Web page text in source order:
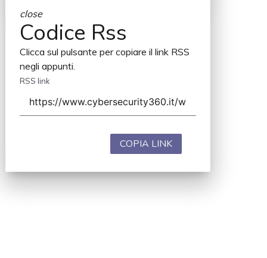
close
Codice Rss
Clicca sul pulsante per copiare il link RSS
negli appunti.
RSS link
COPIA LINK